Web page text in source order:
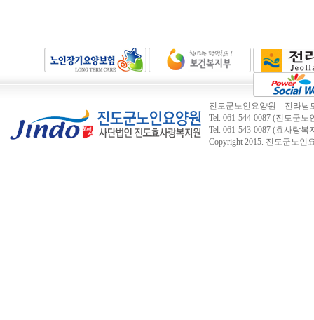
진도군노인요양원 전라남
Tel. 061-544-0087 (진도군
Tel. 061-543-0087 (효사랑복
Copyright 2015. 진도군노인